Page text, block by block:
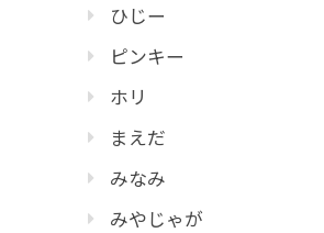
ひじー
ピンキー
ホリ
まえだ
みなみ
みやじゃが